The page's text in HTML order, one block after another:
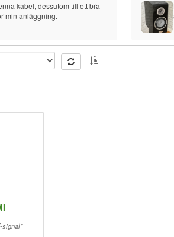
kabel, dessutom till ett bra
min anläggning.
signal"